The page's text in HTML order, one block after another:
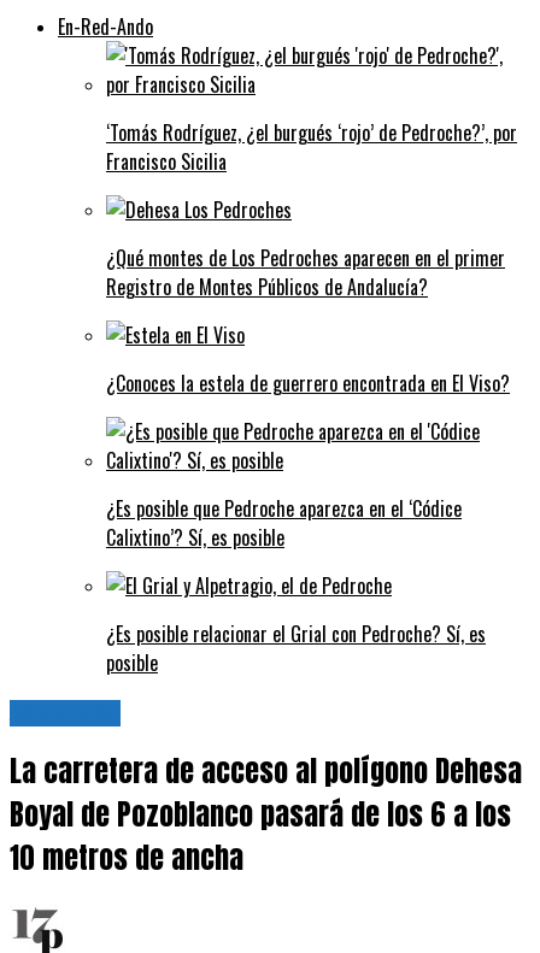
En-Red-Ando
‘Tomás Rodríguez, ¿el burgués ‘rojo’ de Pedroche?’, por
Francisco Sicilia
¿Qué montes de Los Pedroches aparecen en el primer
Registro de Montes Públicos de Andalucía?
¿Conoces la estela de guerrero encontrada en El Viso?
¿Es posible que Pedroche aparezca en el ‘Códice
Calixtino’? Sí, es posible
¿Es posible relacionar el Grial con Pedroche? Sí, es
posible
La carretera de acceso al polígono Dehesa
Boyal de Pozoblanco pasará de los 6 a los
10 metros de ancha